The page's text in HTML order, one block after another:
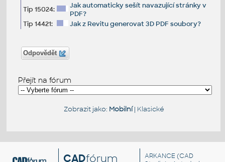
Tip 15024:
Jak automaticky sešít navazující stránky v
PDF?
Tip 14421:
Jak z Revitu generovat 3D PDF soubory?
Odpovědět
Přejít na fórum
Zobrazit jako: Mobilní| Klasické
CADfórum ARKANCE (CAD